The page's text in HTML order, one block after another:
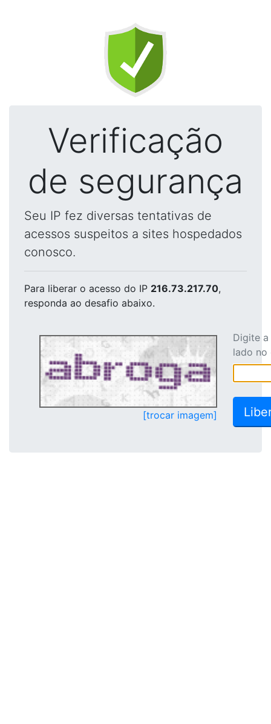
Verificação
de segurança
Seu IP fez diversas tentativas de
acessos suspeitos a sites hospedados
conosco.
Para liberar o acesso do IP 216.73.217.70,
responda ao desafio abaixo.
[trocar imagem]
Digite
lado no